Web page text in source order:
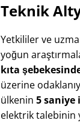
Teknik
Yetkililer ve
yoğun
kıta
üzerine
ülkenin 5 saniye
elektrik talebinin